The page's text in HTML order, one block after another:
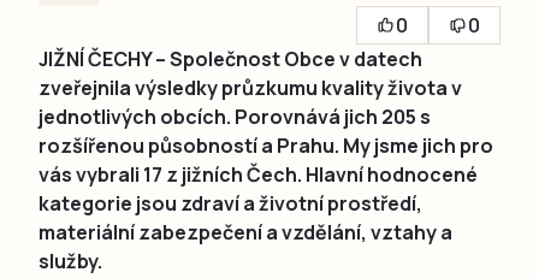
0
0
JIŽNÍ ČECHY – Společnost Obce v datech
zveřejnila výsledky průzkumu kvality života v
jednotlivých obcích. Porovnává jich 205 s
rozšířenou působností a Prahu. My jsme jich pro
vás vybrali 17 z jižních Čech. Hlavní hodnocené
kategorie jsou zdraví a životní prostředí,
materiální zabezpečení a vzdělání, vztahy a
služby.